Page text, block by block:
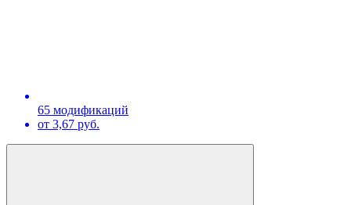
65 модификаций
от 3,67 руб.